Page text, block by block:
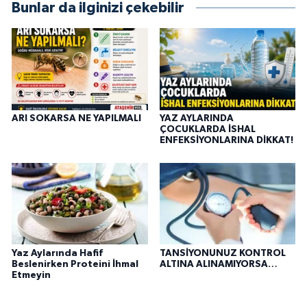
Bunlar da ilginizi çekebilir
ARI SOKARSA NE YAPILMALI
YAZ AYLARINDA
ÇOCUKLARDA İSHAL
ENFEKSİYONLARINA DİKKAT!
Yaz Aylarında Hafif
Beslenirken Proteini İhmal
Etmeyin
TANSİYONUNUZ KONTROL
ALTINA ALINAMIYORSA…